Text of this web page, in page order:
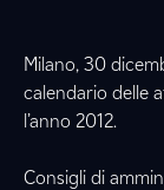
Milano, 30
calendario delle
l’anno 2012.
Consigli di